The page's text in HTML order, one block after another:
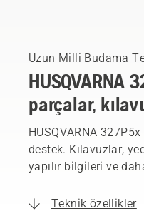
Uzun Milli Budama
HUSQVARNA
parçalar,
HUSQVARNA
destek. Kılavuzlar,
yapılır bilgileri ve
Teknik özellikler